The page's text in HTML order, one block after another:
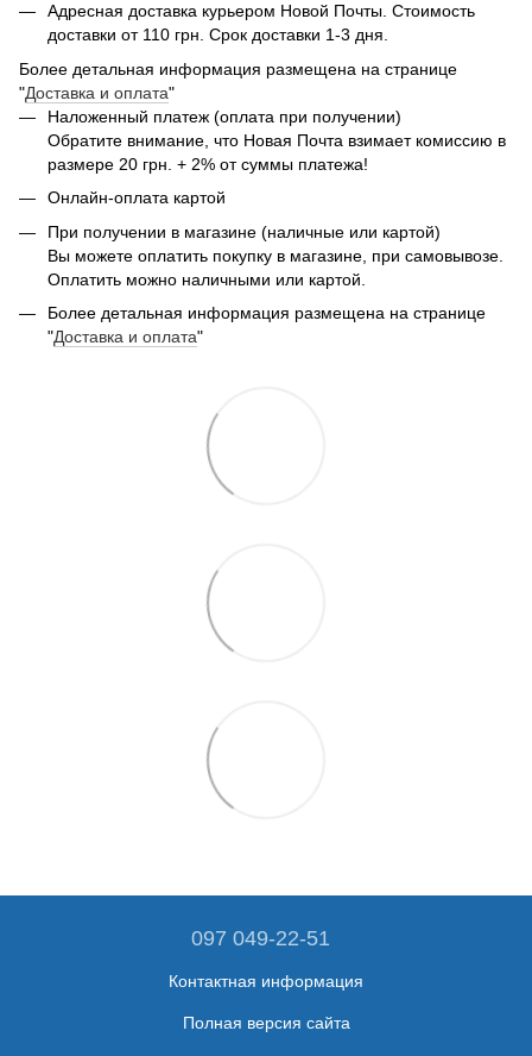
Адресная доставка курьером Новой Почты. Стоимость
доставки от 110 грн. Срок доставки 1-3 дня.
Более детальная информация размещена на странице
"Доставка и оплата"
Наложенный платеж (оплата при получении)
Обратите внимание, что Новая Почта взимает комиссию в
размере 20 грн. + 2% от суммы платежа!
Онлайн-оплата картой
При получении в магазине (наличные или картой)
Вы можете оплатить покупку в магазине, при самовывозе.
Оплатить можно наличными или картой.
Более детальная информация размещена на странице
"Доставка и оплата"
097 049-22-51
Контактная информация
Полная версия сайта